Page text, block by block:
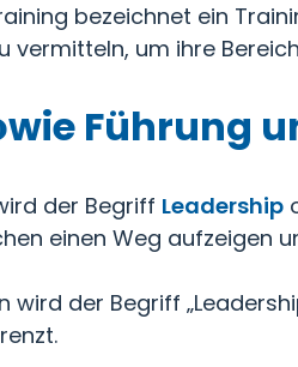
bezeichnet ein
vermitteln, um ihre
Führung
der Begriff Leadership
einen Weg aufzeigen
wird der Begriff